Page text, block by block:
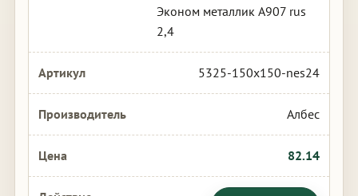
Эконом металлик А907 rus
2,4
5325-150x150-nes24
Албес
82.14